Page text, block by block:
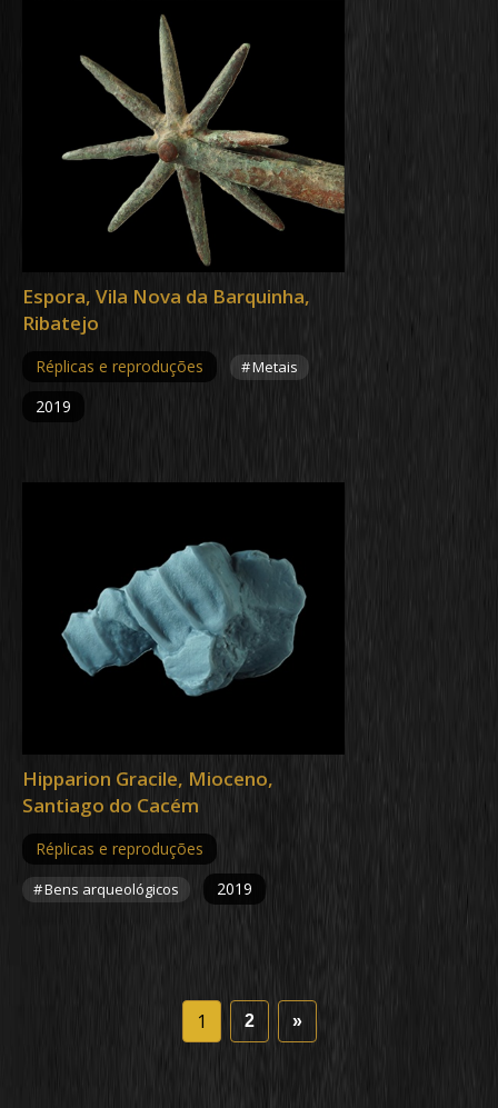
Espora, Vila Nova da Barquinha,
Ribatejo
Réplicas e reproduções Metais
2019
Hipparion Gracile, Mioceno,
Santiago do Cacém
Réplicas e reproduções
Bens arqueológicos 2019
1 2 »